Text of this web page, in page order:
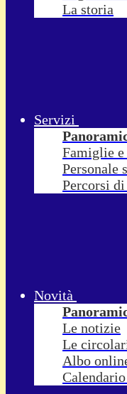
La storia
Servizi
Famiglie e
Personale
Percorsi
Novità
Le notizie
Le
Albo